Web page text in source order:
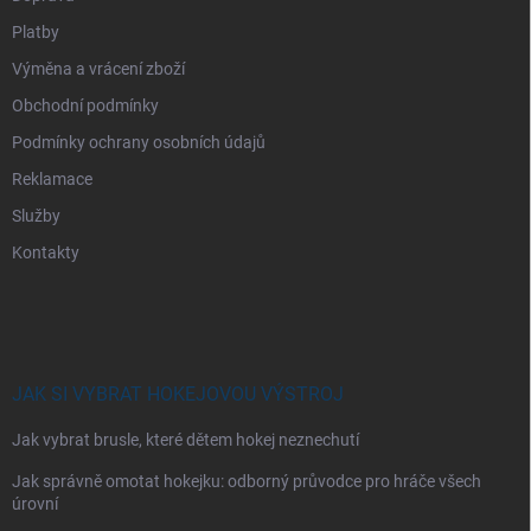
Platby
Výměna a vrácení zboží
Obchodní podmínky
Podmínky ochrany osobních údajů
Reklamace
Služby
Kontakty
JAK SI VYBRAT HOKEJOVOU VÝSTROJ
Jak vybrat brusle, které dětem hokej neznechutí
Jak správně omotat hokejku: odborný průvodce pro hráče všech
úrovní